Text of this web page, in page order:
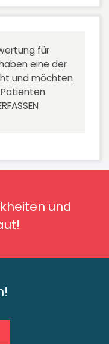
für
eine der
und möchten
und